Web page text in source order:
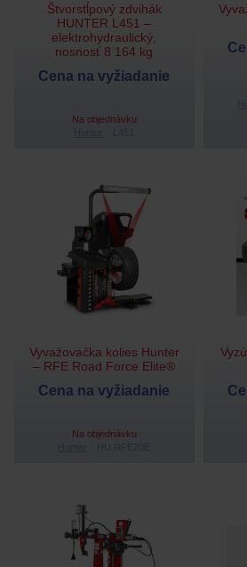
Štvorstĺpový zdvihák
HUNTER L451 –
elektrohydraulický,
nosnosť 8 164 kg
Cena na vyžiadanie
Na objednávku
Vyvažovačka kolies Hunter
– RFE Road Force Elite®
Cena na vyžiadanie
Na objednávku